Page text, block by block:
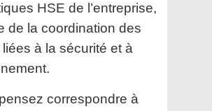
HSE de l’entreprise,
de la coordination des
à la sécurité et à
correspondre à